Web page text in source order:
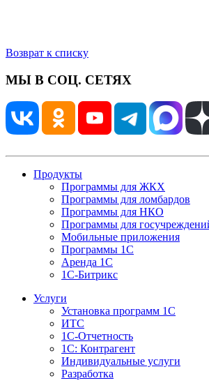
Возврат к списку
МЫ В СОЦ. СЕТЯХ
Продукты
Программы для ЖКХ
Программы для ломбардов
Программы для НКО
Программы для
Мобильные приложения
Программы 1С
Аренда 1С
1С-Битрикс
Услуги
Установка программ 1С
ИТС
1С-Отчетность
1С: Контрагент
Индивидуальные услуги
Разработка